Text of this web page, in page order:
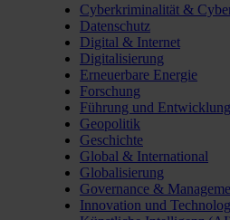
Cyberkriminalität &
Datenschutz
Digital & Internet
Digitalisierung
Erneuerbare Energie
Forschung
Führung und Entwicklung
Geopolitik
Geschichte
Global & International
Globalisierung
Governance &
Innovation und